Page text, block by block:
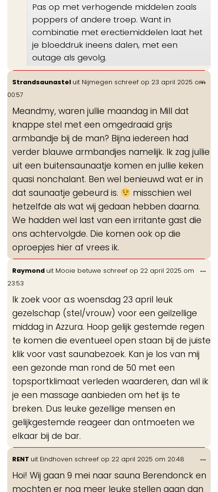
Pas op met verhogende middelen zoals
poppers of andere troep. Want in
combinatie met erectiemiddelen laat het
je bloeddruk ineens dalen, met een
outage als gevolg.
Strandsaunastel uit Nijmegen schreef op 23 april 2025 om
00:57
Meandmy, waren jullie maandag in Mill dat
knappe stel met een omgedraaid grijs
armbandje bij de man? Bijna iedereen had
verder blauwe armbandjes namelijk. Ik zag jullie
uit een buitensaunaatje komen en jullie keken
quasi nonchalant. Ben wel benieuwd wat er in
dat saunaatje gebeurd is.
misschien wel
hetzelfde als wat wij gedaan hebben daarna.
We hadden wel last van een irritante gast die
ons achtervolgde. Die komen ook op die
oproepjes hier af vrees ik.
...
Raymond uit Mooie betuwe schreef op 22 april 2025 om
23:53
Ik zoek voor a.s woensdag 23 april leuk
gezelschap (stel/vrouw) voor een geilzellige
middag in Azzura. Hoop gelijk gestemde regen
te komen die eventueel open staan bij de juiste
klik voor vast saunabezoek. Kan je los van mij
een gezonde man rond de 50 met een
topsportklimaat verleden waarderen, dan wil ik
je een massage aanbieden om het ijs te
breken. Dus leuke gezellige mensen en
gelijkgestemde reageer dan ontmoeten we
elkaar bij de bar.
...
RENT uit Eindhoven schreef op 22 april 2025 om 20:48
Hoi! Wij gaan 9 mei naar sauna Berendonck en
mochten er nog meer leuke stellen gaan dan
...